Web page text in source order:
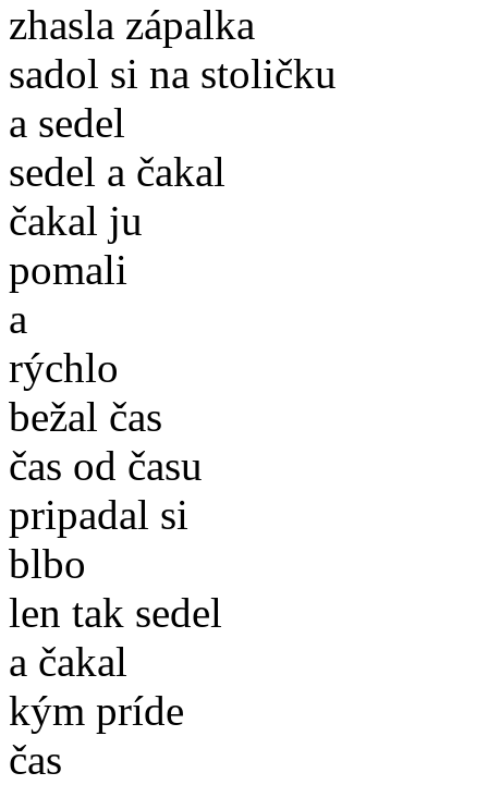
zhasla zápalka
sadol si na stoličku
a sedel
sedel a čakal
čakal ju
pomali
a
rýchlo
bežal čas
čas od času
pripadal si
blbo
len tak sedel
a čakal
kým príde
čas